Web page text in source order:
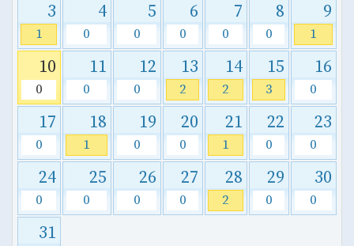
3
1
4
0
5
0
6
0
7
0
8
0
9
1
10
0
11
0
12
0
13
2
14
2
15
3
16
0
17
0
18
1
19
0
20
0
21
1
22
0
23
0
24
0
25
0
26
0
27
0
28
2
29
0
30
0
31